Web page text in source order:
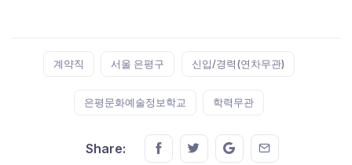
계약직 서울 은평구 신입/경력(연차무관)
은평문화예술정보학교 학력무관
Share: Share this on FaceBook
Share this on Twitter
Share this on GMail
Share this on